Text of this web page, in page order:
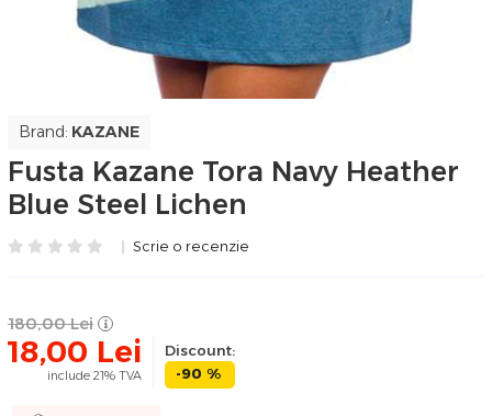
Brand: KAZANE
Fusta Kazane Tora Navy Heather
Blue Steel Lichen
Scrie o recenzie
180,00 Lei
18,00 Lei
include 21% TVA
Discount:
-90 %